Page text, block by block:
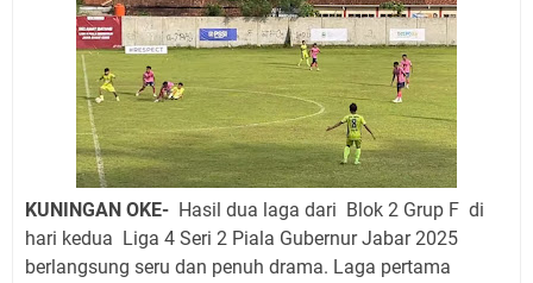
Uniku Jadi Tuan Rumah Pendampingan Penyusunan
Dokumen SPMI
Sudahkah Kita Merdeka Dari Hawa Nafsu?
Info Sembako di Pasar Kepuh Kuningan Kamis 6
Agustus 2026, Daging Naik, Telur Turun
Agenda Kegiatan Bupati Kuningan Jumat 7 Agustus
2026 Ada Tiga, Tapi yang Bakal Dihadiri Hanya Satu
Ini Empat Lokasi Samsat Keliling Kuningan Jumat 7
Agustus 2026
KUNINGAN OKE- Hasil dua laga dari Blok 2 Grup F di
hari kedua Liga 4 Seri 2 Piala Gubernur Jabar 2025
berlangsung seru dan penuh drama. Laga pertama